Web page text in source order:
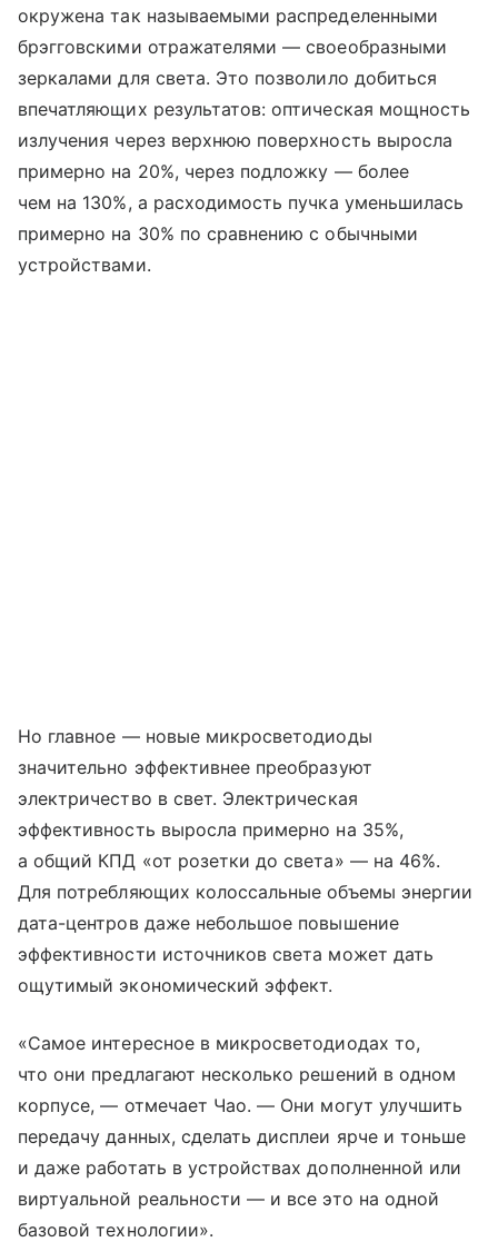
окружена так называемыми распределенными
брэгговскими отражателями — своеобразными
зеркалами для света. Это позволило добиться
впечатляющих результатов: оптическая мощность
излучения через верхнюю поверхность выросла
примерно на 20%, через подложку — более
чем на 130%, а расходимость пучка уменьшилась
примерно на 30% по сравнению с обычными
устройствами.
Но главное — новые микросветодиоды
значительно эффективнее преобразуют
электричество в свет. Электрическая
эффективность выросла примерно на 35%,
а общий КПД «от розетки до света» — на 46%.
Для потребляющих колоссальные объемы энергии
дата-центров даже небольшое повышение
эффективности источников света может дать
ощутимый экономический эффект.
«Самое интересное в микросветодиодах то,
что они предлагают несколько решений в одном
корпусе, — отмечает Чао. — Они могут улучшить
передачу данных, сделать дисплеи ярче и тоньше
и даже работать в устройствах дополненной или
виртуальной реальности — и все это на одной
базовой технологии».